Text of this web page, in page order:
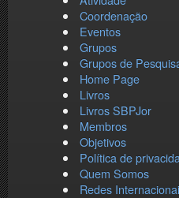
Coordenação
Eventos
Grupos
Grupos de
Home Page
Livros
Livros SBPJor
Membros
Objetivos
Política de
Quem Somos
Redes